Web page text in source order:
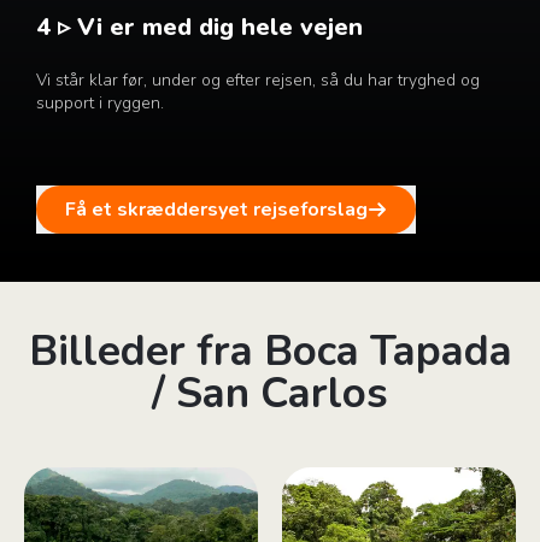
4 ▹ Vi er med dig hele vejen
Vi står klar før, under og efter rejsen, så du har tryghed og
support i ryggen.
Få et skræddersyet rejseforslag
Billeder fra Boca Tapada
/ San Carlos